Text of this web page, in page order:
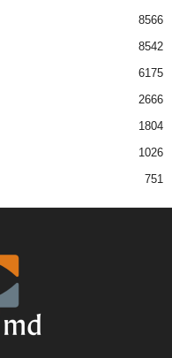
8566
8542
6175
2666
1804
1026
751